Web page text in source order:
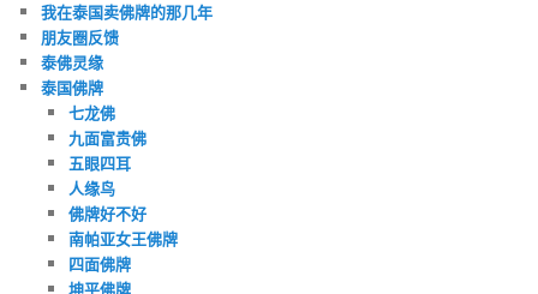
我在泰国卖佛牌的那几年
朋友圈反馈
泰佛灵缘
泰国佛牌
七龙佛
九面富贵佛
五眼四耳
人缘鸟
佛牌好不好
南帕亚女王佛牌
四面佛牌
坤平佛牌